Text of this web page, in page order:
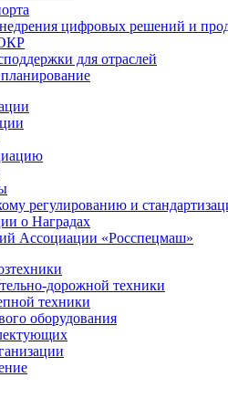
цифровых решений и
для отраслей
регулированию и
о Наградах
Ассоциации «Росспецмаш»
дорожной техники
техники
оборудования